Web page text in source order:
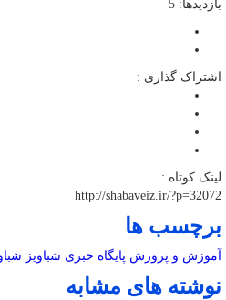
بازدیدها: 5
اشتراک گذاری :
لینک کوتاه :
http://shabaveiz.ir/?p=32072
برچسب ها
آموزش و پرورش پایگاه خبری شباویز
نوشته های مشابه